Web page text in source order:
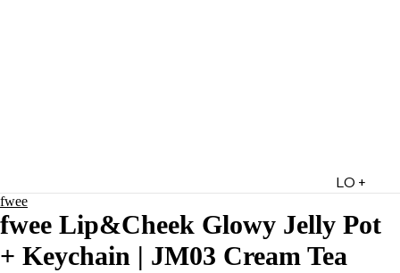
LO +
CADO
Lo +
fwee
fwee Lip&Cheek Glowy Jelly Pot
+ Keychain | JM03 Cream Tea